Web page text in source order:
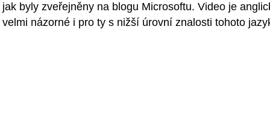
jak byly zveřejněny na blogu Microsoftu. Video je
velmi názorné i pro ty s nižší úrovní znalosti tohoto